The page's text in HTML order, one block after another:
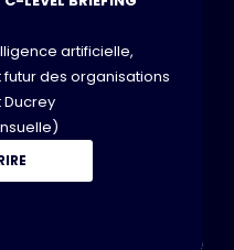
artificielle,
des organisations